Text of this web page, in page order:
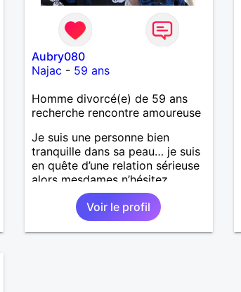
Aubry080
Najac - 59 ans
Homme divorcé(e) de 59 ans
recherche rencontre amoureuse
Je suis une personne bien
tranquille dans sa peau… je suis
en quête d’une relation sérieuse
alors mesdames n’hésitez
surtout pas ! Au plaisir de vous
lire. Laissez-moi vos infos
Voir le profil